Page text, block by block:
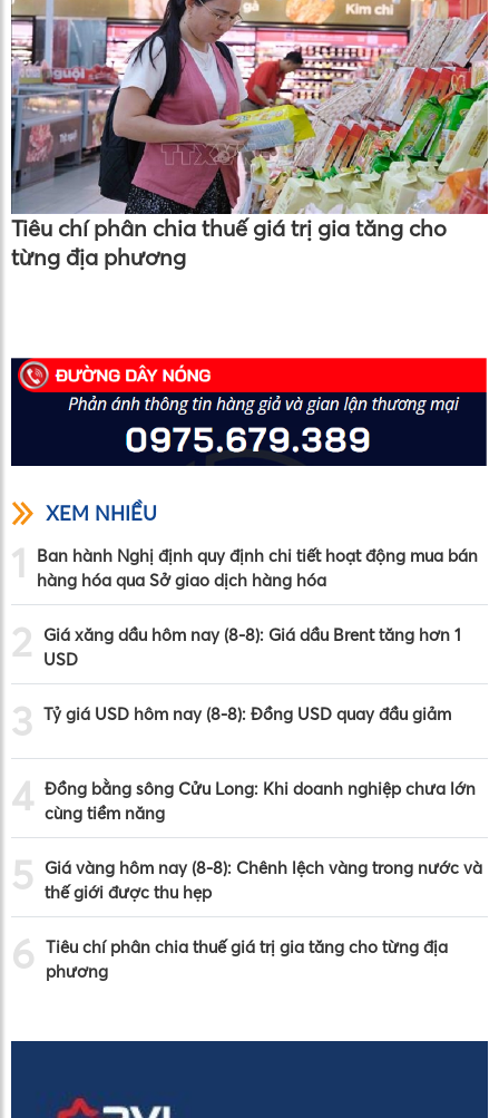
Tiêu chí phân chia thuế giá trị gia tăng cho
từng địa phương
XEM NHIỀU
1
Ban hành Nghị định quy định chi tiết hoạt động mua bán
hàng hóa qua Sở giao dịch hàng hóa
2
Giá xăng dầu hôm nay (8-8): Giá dầu Brent tăng hơn 1
USD
3 Tỷ giá USD hôm nay (8-8): Đồng USD quay đầu giảm
4 Đồng bằng sông Cửu Long: Khi doanh nghiệp chưa lớn
cùng tiềm năng
5
Giá vàng hôm nay (8-8): Chênh lệch vàng trong nước và
thế giới được thu hẹp
6 Tiêu chí phân chia thuế giá trị gia tăng cho từng địa
phương